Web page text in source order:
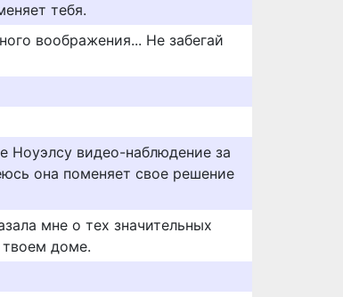
тебя.
воображения... Не забегай
Ноуэлсу видео-наблюдение за
она поменяет свое решение
мне о тех значительных
доме.